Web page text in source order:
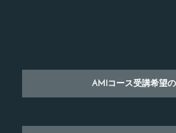
AMIコース受講希望